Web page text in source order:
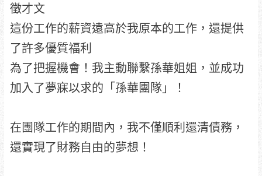
徵才文
這份工作的薪資遠高於我原本的工作，還提供
了許多優質福利
為了把握機會！我主動聯繫孫華姐姐，並成功
加入了夢寐以求的「孫華團隊」！
在團隊工作的期間內，我不僅順利還清債務，
還實現了財務自由的夢想！